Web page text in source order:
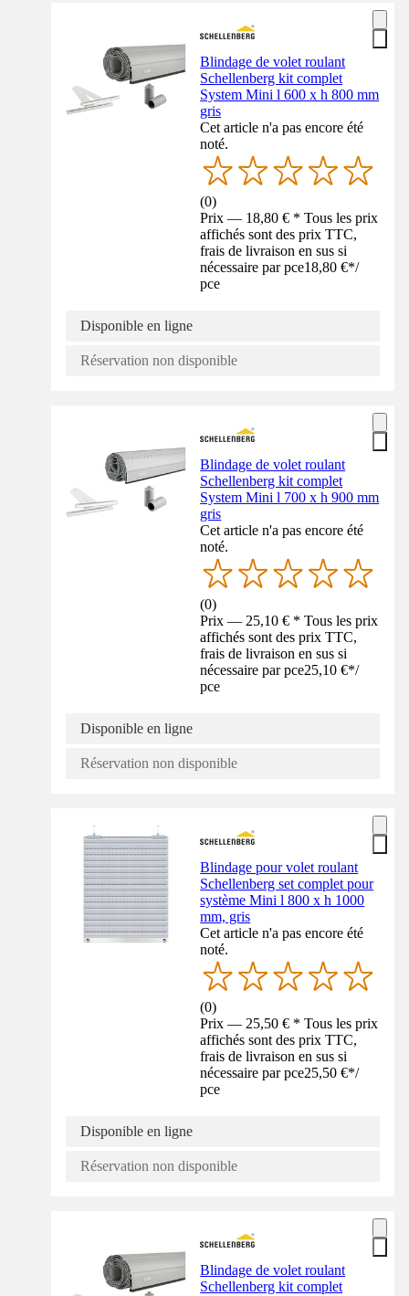
Blindage de volet roulant
Schellenberg kit complet
System Mini l 600 x h 800 mm
gris
Cet article n'a pas encore été
noté.
(0)
Prix — 18,80 € * Tous les prix
affichés sont des prix TTC,
frais de livraison en sus si
nécessaire par pce18,80 €*/
pce
Disponible en ligne
Réservation non disponible
Blindage de volet roulant
Schellenberg kit complet
System Mini l 700 x h 900 mm
gris
Cet article n'a pas encore été
noté.
(0)
Prix — 25,10 € * Tous les prix
affichés sont des prix TTC,
frais de livraison en sus si
nécessaire par pce25,10 €*/
pce
Disponible en ligne
Réservation non disponible
Blindage pour volet roulant
Schellenberg set complet pour
système Mini l 800 x h 1000
mm, gris
Cet article n'a pas encore été
noté.
(0)
Prix — 25,50 € * Tous les prix
affichés sont des prix TTC,
frais de livraison en sus si
nécessaire par pce25,50 €*/
pce
Disponible en ligne
Réservation non disponible
Blindage de volet roulant
Schellenberg kit complet